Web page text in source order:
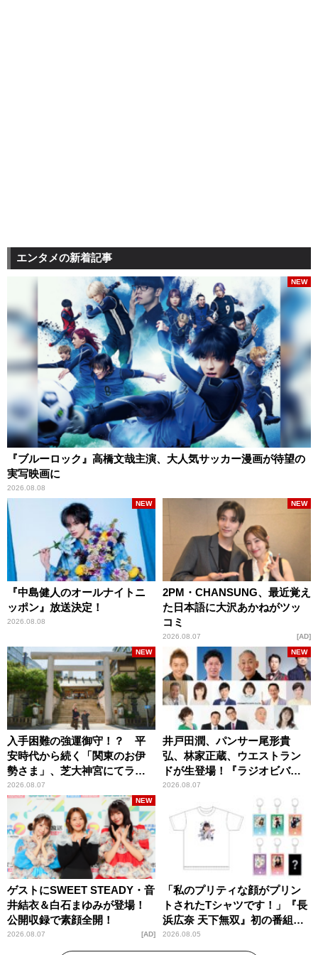
エンタメの新着記事
『ブルーロック』高橋文哉主演、大人気サッカー漫画が待望の
実写映画に
2026.08.08
NEW
『中島健人のオールナイトニ
ッポン』放送決定！
2026.08.08
NEW
2PM・CHANSUNG、最近覚え
た日本語に大沢あかねがツッ
コミ
2026.08.07
NEW
AD
入手困難の強運御守！？ 平
安時代から続く「関東のお伊
勢さま」、芝大神宮にてラン
パンプスが合格祈願！
2026.08.07
NEW
井戸田潤、パンサー尾形貴
弘、林家正蔵、ウエストラン
ドが生登場！『ラジオビバリ
ー昼ズ』
2026.08.07
NEW
ゲストにSWEET STEADY・音
井結衣＆白石まゆみが登場！
公開収録で素顔全開！
2026.08.07
NEW
AD
「私のプリティな顔がプリン
トされたTシャツです！」『長
浜広奈 天下無双』初の番組グ
ッズ発売
2026.08.05